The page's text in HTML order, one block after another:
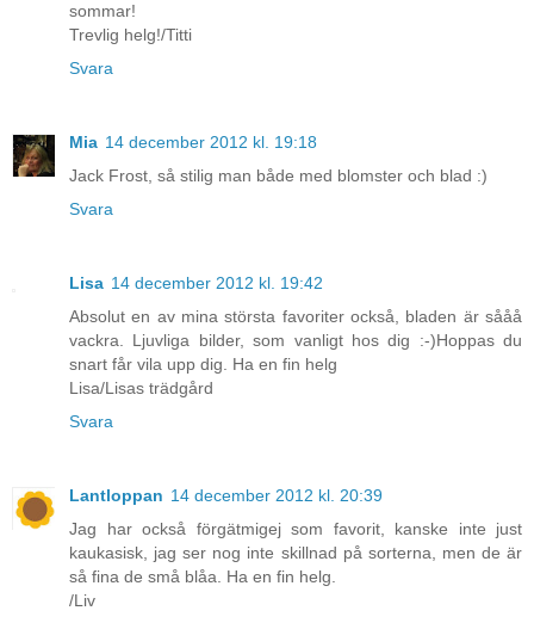
sommar!
Trevlig helg!/Titti
Svara
Mia 14 december 2012 kl. 19:18
Jack Frost, så stilig man både med blomster och blad :)
Svara
Lisa 14 december 2012 kl. 19:42
Absolut en av mina största favoriter också, bladen är sååå
vackra. Ljuvliga bilder, som vanligt hos dig :-)Hoppas du
snart får vila upp dig. Ha en fin helg
Lisa/Lisas trädgård
Svara
Lantloppan 14 december 2012 kl. 20:39
Jag har också förgätmigej som favorit, kanske inte just
kaukasisk, jag ser nog inte skillnad på sorterna, men de är
så fina de små blåa. Ha en fin helg.
/Liv